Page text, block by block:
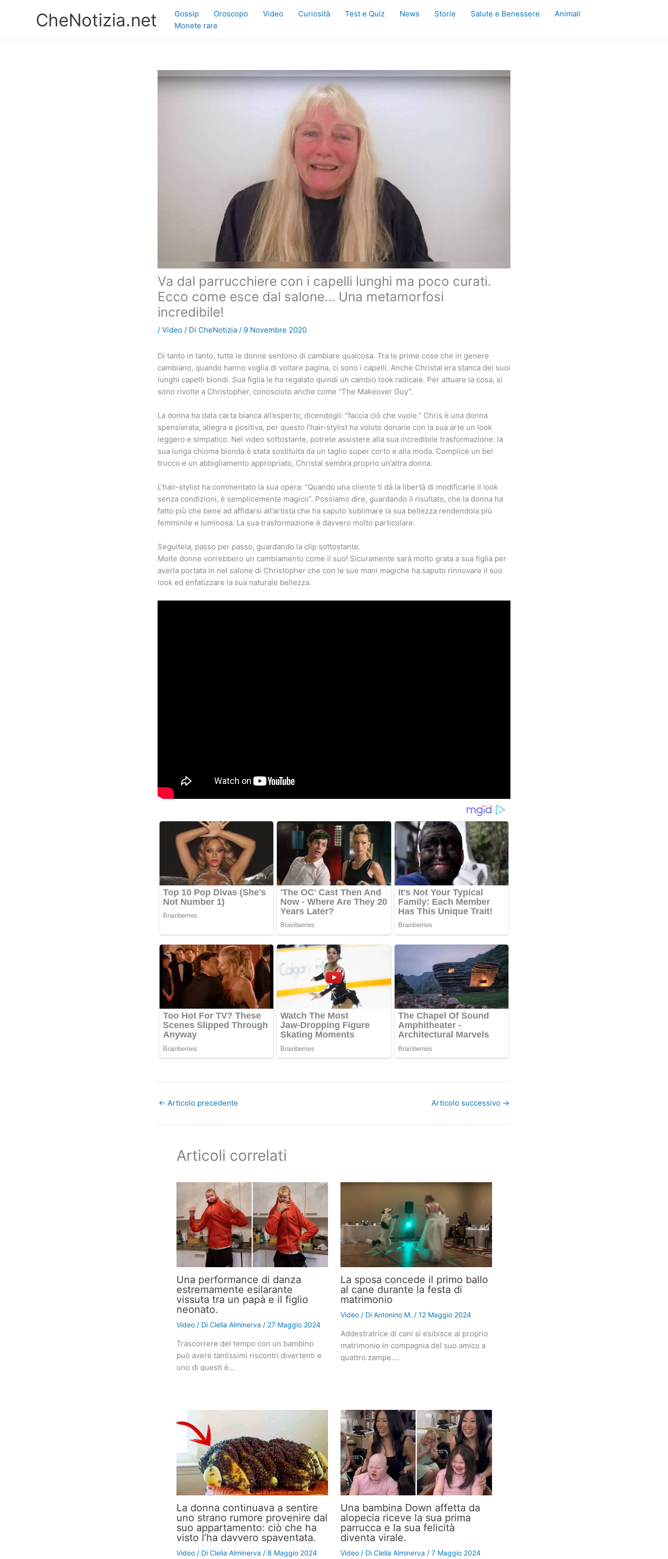
CheNotizia.net Gossip Oroscopo Video Curiosità Test e Quiz News Storie Salute e Benessere
Animali
Monete rare
Va dal parrucchiere con i capelli lunghi ma poco curati.
Ecco come esce dal salone… Una metamorfosi
incredibile!
/ Video / Di CheNotizia / 9 Novembre 2020
Di tanto in tanto, tutte le donne sentono di cambiare qualcosa. Tra le prime cose che in genere
cambiano, quando hanno voglia di voltare pagina, ci sono i capelli. Anche Christal era stanca dei suoi
lunghi capelli biondi. Sua figlia le ha regalato quindi un cambio look radicale. Per attuare la cosa, si
sono rivolte a Christopher, conosciuto anche come “The Makeover Guy”.
La donna ha data carta bianca all’esperto, dicendogli: “faccia ciò che vuole.” Chris è una donna
spensierata, allegra e positiva, per questo l’hair-stylist ha voluto donarle con la sua arte un look
leggero e simpatico. Nel video sottostante, potrete assistere alla sua incredibile trasformazione: la
sua lunga chioma bionda è stata sostituita da un taglio super corto e alla moda. Complice un bel
trucco e un abbigliamento appropriato, Christal sembra proprio un’altra donna.
L’hair-stylist ha commentato la sua opera: “Quando una cliente ti dà la libertà di modificarle il look
senza condizioni, è semplicemente magico”. Possiamo dire, guardando il risultato, che la donna ha
fatto più che bene ad affidarsi all’artista che ha saputo sublimare la sua bellezza rendendola più
femminile e luminosa. La sua trasformazione è davvero molto particolare.
Seguitela, passo per passo, guardando la clip sottostante.
Molte donne vorrebbero un cambiamento come il suo! Sicuramente sarà molto grata a sua figlia per
averla portata in nel salone di Christopher che con le sue mani magiche ha saputo rinnovare il suo
look ed enfatizzare la sua naturale bellezza.
← Articolo precedente Articolo successivo →
Articoli correlati
Una performance di danza
estremamente esilarante
vissuta tra un papà e il figlio
neonato.
Video/ Di Clelia Alminerva / 27 Maggio 2024
Trascorrere del tempo con un bambino
può avere tantissimi riscontri divertenti e
uno di questi è…
La sposa concede il primo ballo
al cane durante la festa di
matrimonio
Video/ Di Antonino M. / 12 Maggio 2024
Addestratrice di cani si esibisce al proprio
matrimonio in compagnia del suo amico a
quattro zampe.…
La donna continuava a sentire
uno strano rumore provenire dal
suo appartamento: ciò che ha
visto l’ha davvero spaventata.
Video/ Di Clelia Alminerva / 8 Maggio 2024
Una bambina Down affetta da
alopecia riceve la sua prima
parrucca e la sua felicità
diventa virale.
Video/ Di Clelia Alminerva / 7 Maggio 2024